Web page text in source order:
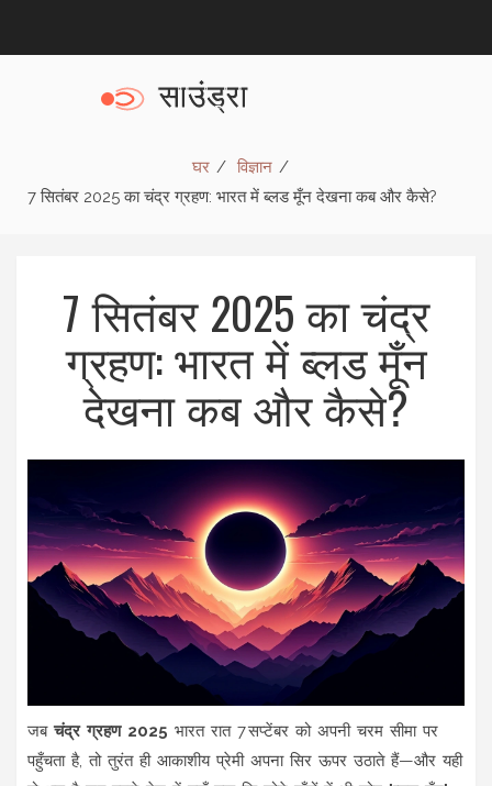
घर
विज्ञान
7 सितंबर 2025 का चंद्र ग्रहण: भारत में ब्लड मूँन देखना कब और कैसे?
7 सितंबर 2025 का चंद्र
ग्रहण: भारत में ब्लड मूँन
देखना कब और कैसे?
जबचंद्र ग्रहण 2025 भारतरात 7 सप्टेंबर को अपनी चरम सीमा पर
पहुँचता है, तो तुरंत ही आकाशीय प्रेमी अपना सिर ऊपर उठाते हैं—और यही